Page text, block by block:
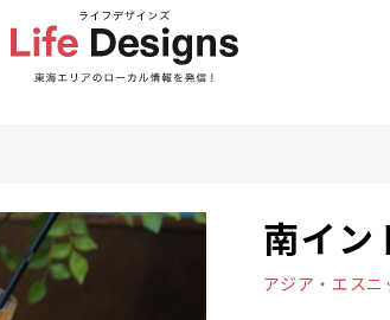
南イン
アジア・エスニ